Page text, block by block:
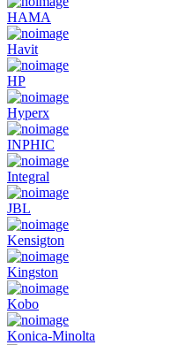
HAMA
Havit
HP
Hyperx
INPHIC
Integral
JBL
Kensigton
Kingston
Kobo
Konica-Minolta